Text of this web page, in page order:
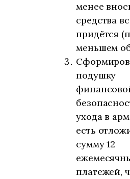
менее
средства
придётся
меньшем
подушку
ухода в
есть
сумму 12
платежей,